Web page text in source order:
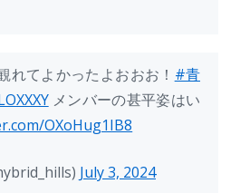
れてよかったよおおお！ #青
メンバーの甚平姿はい
OXoHug1IB8
July 3, 2024